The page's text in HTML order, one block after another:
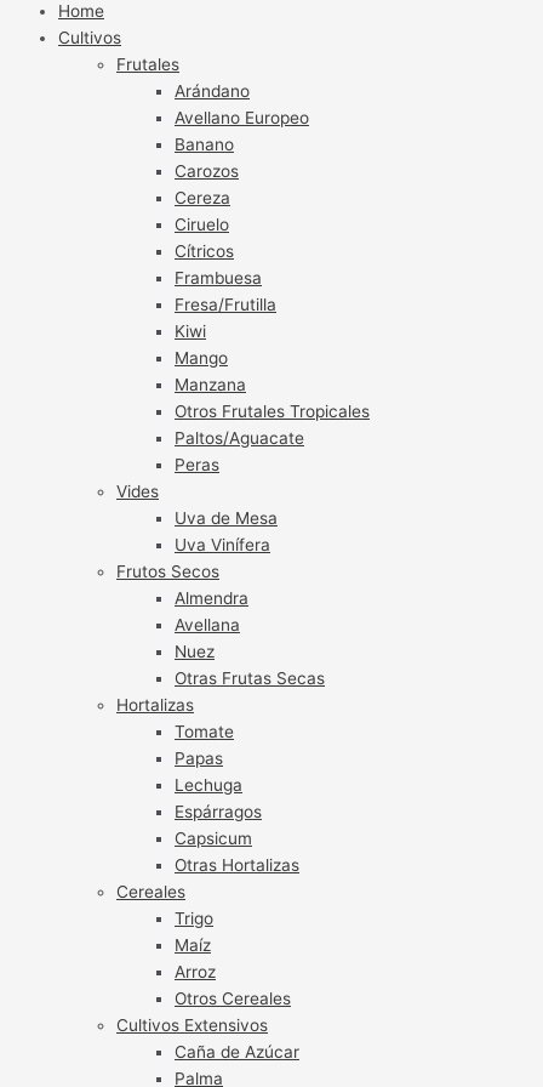
Home
Cultivos
Frutales
Arándano
Avellano Europeo
Banano
Carozos
Cereza
Ciruelo
Cítricos
Frambuesa
Fresa/Frutilla
Kiwi
Mango
Manzana
Otros Frutales Tropicales
Paltos/Aguacate
Peras
Vides
Uva de Mesa
Uva Vinífera
Frutos Secos
Almendra
Avellana
Nuez
Otras Frutas Secas
Hortalizas
Tomate
Papas
Lechuga
Espárragos
Capsicum
Otras Hortalizas
Cereales
Trigo
Maíz
Arroz
Otros Cereales
Cultivos Extensivos
Caña de Azúcar
Palma